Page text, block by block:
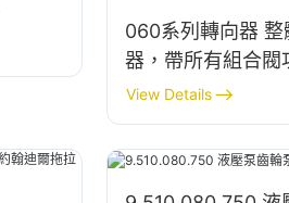
060系列轉向器 整
器，帶所有組合閥
View Details